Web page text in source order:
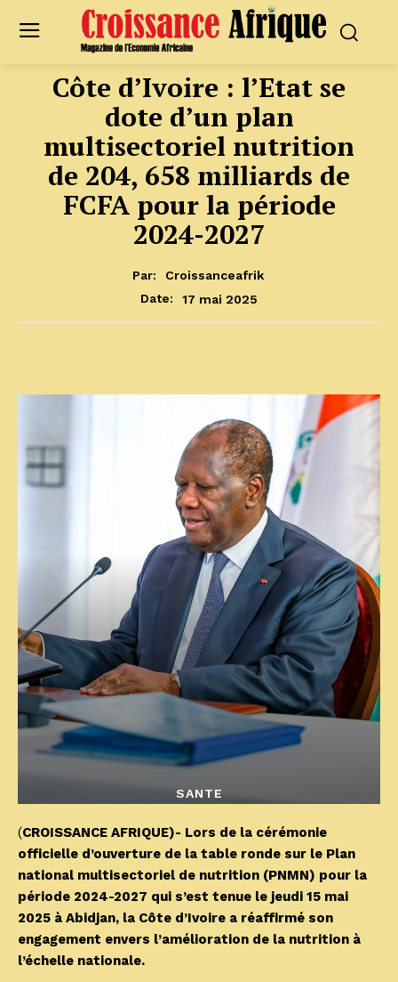
Côte d’Ivoire : l’Etat se
dote d’un plan
multisectoriel nutrition
de 204, 658 milliards de
FCFA pour la période
2024-2027
Par:
Croissanceafrik
Date:
17 mai 2025
SANTE
(CROISSANCE AFRIQUE)- Lors de la cérémonie
officielle d’ouverture de la table ronde sur le Plan
national multisectoriel de nutrition (PNMN) pour la
période 2024-2027 qui s’est tenue le jeudi 15 mai
2025 à Abidjan, la Côte d’Ivoire a réaffirmé son
engagement envers l’amélioration de la nutrition à
l’échelle nationale.